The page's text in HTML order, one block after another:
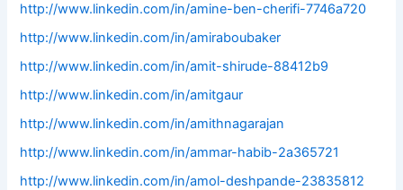
http://www.linkedin.com/in/amine-ben-cherifi-7746a720
http://www.linkedin.com/in/amiraboubaker
http://www.linkedin.com/in/amit-shirude-88412b9
http://www.linkedin.com/in/amitgaur
http://www.linkedin.com/in/amithnagarajan
http://www.linkedin.com/in/ammar-habib-2a365721
http://www.linkedin.com/in/amol-deshpande-23835812